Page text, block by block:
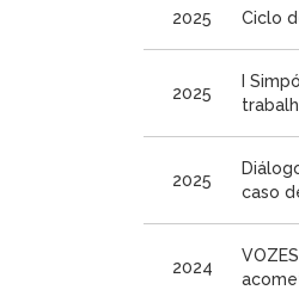
2025 Ciclo
2025
I
2025
caso
2024